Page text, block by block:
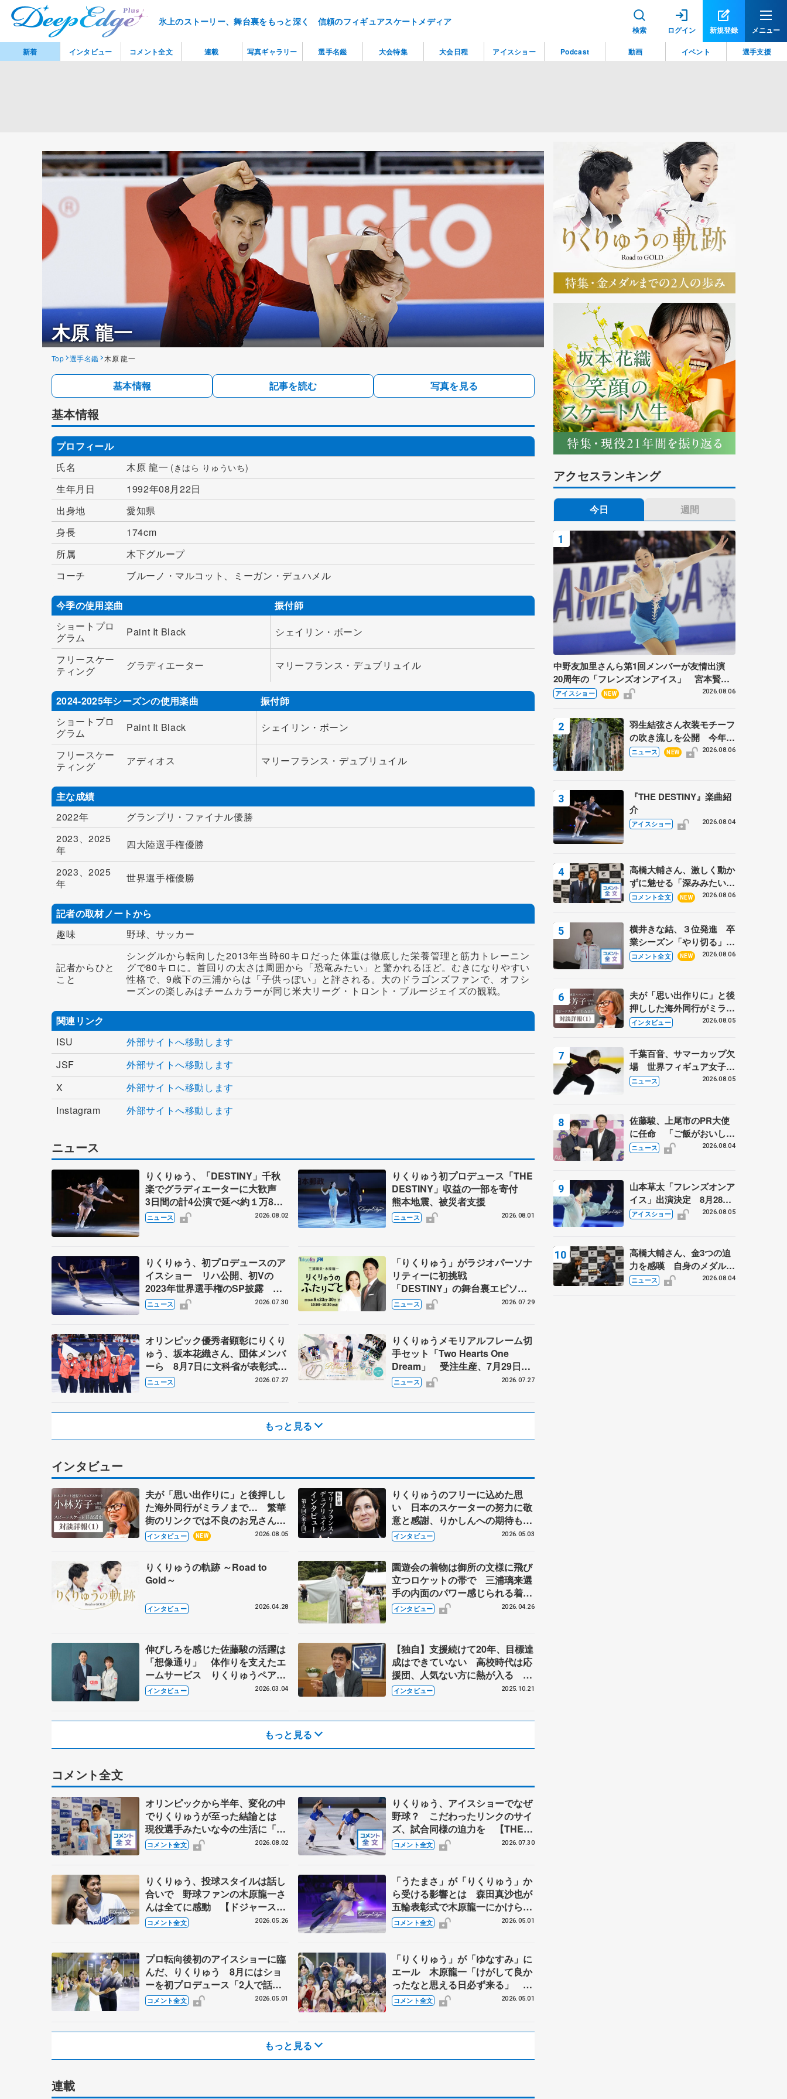
氷上のストーリー、舞台裏をもっと深く 信頼のフィギュアスケートメディア
検索 ログイン 新規登録 メニュー
木原 龍一
Top 選手名鑑 木原 龍一
基本情報 記事を読む 写真を見る
基本情報
プロフィール
氏名
木原 龍一 (きはら りゅういち)
生年月日
1992年08月22日
出身地
愛知県
身長
174cm
所属
木下グループ
コーチ
ブルーノ・マルコット、ミーガン・デュハメル
今季の使用楽曲
振付師
ショートプロ
グラム
Paint It Black シェイリン・ボーン
フリースケー
ティング
グラディエーター マリーフランス・デュブリュイル
2024-2025年シーズンの使用楽曲
振付師
ショートプロ
グラム
Paint It Black シェイリン・ボーン
フリースケー
ティング
アディオス マリーフランス・デュブリュイル
主な成績
2022年
グランプリ・ファイナル優勝
2023、2025
年
四大陸選手権優勝
2023、2025
年
世界選手権優勝
記者の取材ノートから
趣味
野球、サッカー
記者からひと
こと
シングルから転向した2013年当時60キロだった体重は徹底した栄養管理と筋力トレーニン
グで80キロに。首回りの太さは周囲から「恐竜みたい」と驚かれるほど。むきになりやすい
性格で、9歳下の三浦からは「子供っぽい」と評される。大のドラゴンズファンで、オフシ
ーズンの楽しみはチームカラーが同じ米大リーグ・トロント・ブルージェイズの観戦。
関連リンク
ISU
外部サイトへ移動します
JSF
外部サイトへ移動します
X
外部サイトへ移動します
Instagram
外部サイトへ移動します
ニュース
りくりゅう、「DESTINY」千秋
楽でグラディエーターに大歓声
3日間の計4公演で延べ約１万8千
人動員、三浦璃来さん感極まる
ニュース 2026.08.02
りくりゅう初プロデュース「THE
DESTINY」収益の一部を寄付
熊本地震、被災者支援
ニュース 2026.08.01
りくりゅう、初プロデュースのア
イスショー リハ公開、初Vの
2023年世界選手権のSP披露 ハ
ゼボロ、チョクベイら豪華メンバ
ーが来日
ニュース 2026.07.30
「りくりゅう」がラジオパーソナ
リティーに初挑戦
「DESTINY」の舞台裏エピソー
ドも
ニュース 2026.07.29
オリンピック優秀者顕彰にりくり
ゅう、坂本花織さん、団体メンバ
ーら 8月7日に文科省が表彰式、
ブルーノ・マルコット、中野園子
らコーチも
ニュース 2026.07.27
りくりゅうメモリアルフレーム切
手セット「Two Hearts One
Dream」 受注生産、7月29日受
け付け開始
ニュース 2026.07.27
もっと見る
インタビュー
夫が「思い出作りに」と後押しし
た海外同行がミラノまで… 繁華
街のリンクでは不良のお兄さんも
味方に 小林芳子さんが振り返る
スケート人生
インタビュー NEW 2026.08.05
りくりゅうのフリーに込めた思
い 日本のスケーターの努力に敬
意と感謝、りかしんへの期待も
マリーフランス・デュブリュイル
さん
インタビュー 2026.05.03
りくりゅうの軌跡 ～Road to
Gold～
インタビュー 2026.04.28
園遊会の着物は御所の文様に飛び
立つロケットの帯で 三浦璃来選
手の内面のパワー感じられる着こ
なし 亡き先代の想いとこだわり
を聞く
インタビュー 2026.04.26
伸びしろを感じた佐藤駿の活躍は
「想像通り」 体作りを支えたエ
ームサービス りくりゅうペアの
食事もサポート
インタビュー 2026.03.04
【独自】支援続けて20年、目標達
成はできていない 高校時代は応
援団、人気ない方に熱が入る 木
下グループの木下直哉社長インタ
ビュー
インタビュー 2025.10.21
もっと見る
コメント全文
オリンピックから半年、変化の中
でりくりゅうが至った結論とは
現役選手みたいな今の生活に「引
退したんだよね？」 【THE
DESTINY千秋楽】
コメント全文 2026.08.02
りくりゅう、アイスショーでなぜ
野球？ こだわったリンクのサイ
ズ、試合同様の迫力を 【THE
DESTINYリハーサル後 】
コメント全文 2026.07.30
りくりゅう、投球スタイルは話し
合いで 野球ファンの木原龍一さ
んは全てに感動 【ドジャース戦
始球式】
コメント全文 2026.05.26
「うたまさ」が「りくりゅう」か
ら受ける影響とは 森田真沙也が
五輪表彰式で木原龍一にかけられ
た言葉 【ブルームオンアイス】
コメント全文 2026.05.01
プロ転向後初のアイスショーに臨
んだ、りくりゅう 8月にはショ
ーを初プロデュース「2人で話し
出すと結構、止まらない」 【ブ
ルームオンアイス】
コメント全文 2026.05.01
「りくりゅう」が「ゆなすみ」に
エール 木原龍一「けがして良か
ったなと思える日必ず来る」
【ブルームオンアイス】
コメント全文 2026.05.01
もっと見る
連載
アクセスランキング
今日 週間
中野友加里さんら第1回メンバーが友情出演
20周年の「フレンズオンアイス」 宮本賢二
さん、有川梨絵さん、田村岳斗さんも
アイスショー NEW 2026.08.06
羽生結弦さん衣装モチーフ
の吹き流しを公開 今年は
「春よ、来い」、仙台の瑞
ニュース NEW 2026.08.06
『THE DESTINY』楽曲紹
介
アイスショー 2026.08.04
高橋大輔さん、激しく動か
ずに魅せる「深みみたいな
ものは出てきている？」
あい
コメント全文 NEW 2026.08.06
横井きな結、３位発進 卒
業シーズン「やり切る」
【みなとアクルス杯SP】
コメント全文 NEW 2026.08.06
夫が「思い出作りに」と後
押しした海外同行がミラノ
まで… 繁華街のリンクで
に 小林芳子さんが振り返
るスケート人生
インタビュー 2026.08.05
千葉百音、サマーカップ欠
場 世界フィギュア女子2
位
ニュース 2026.08.05
佐藤駿、上尾市のPR大使
に任命 「ご飯がおいし
く、住みやすいのが魅力」
ニュース 2026.08.04
山本草太「フレンズオンア
イス」出演決定 8月28日
（金）2公演のみ 荒川静
アイスショー 2026.08.05
高橋大輔さん、金3つの迫
力を感嘆 自身のメダルは
「どちらに？」 〝リス兄
ニュース 2026.08.04
新着 インタビュー コメント全文 連載 写真ギャラリー 選手名鑑 大会特集 大会日程 アイスショー Podcast 動画 イベント 選手支援